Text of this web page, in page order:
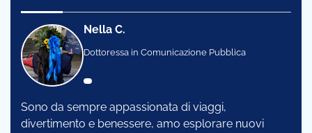
Nella C.
Dottoressa in Comunicazione Pubblica
Sono da sempre appassionata di viaggi,
divertimento e benessere, amo esplorare nuovi